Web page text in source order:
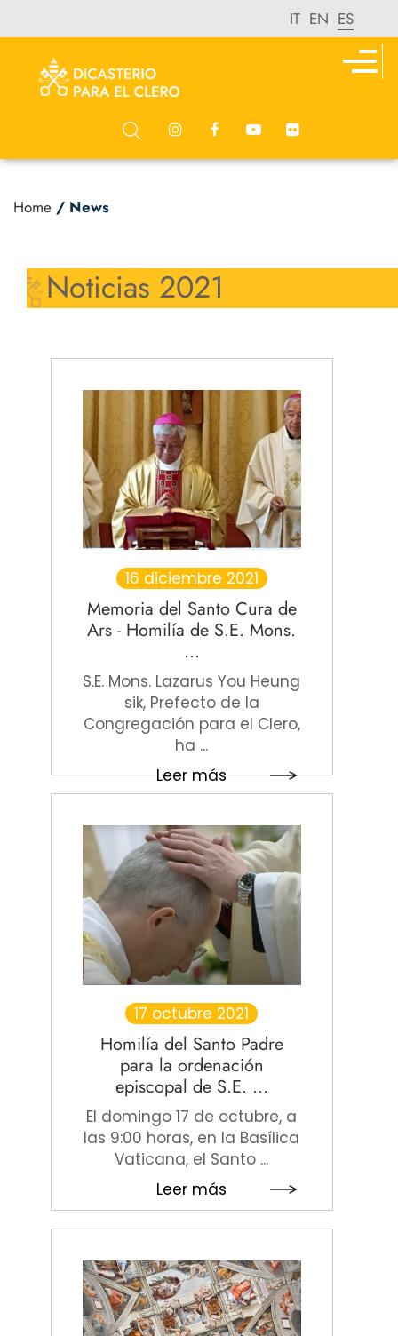
IT EN ES
Home / News
Noticias 2021
16 diciembre 2021
Memoria del Santo Cura de
Ars - Homilía de S.E. Mons.
...
S.E. Mons. Lazarus You Heung
sik, Prefecto de la
Congregación para el Clero,
ha ...
Leer más
17 octubre 2021
Homilía del Santo Padre
para la ordenación
episcopal de S.E. ...
El domingo 17 de octubre, a
las 9:00 horas, en la Basílica
Vaticana, el Santo ...
Leer más